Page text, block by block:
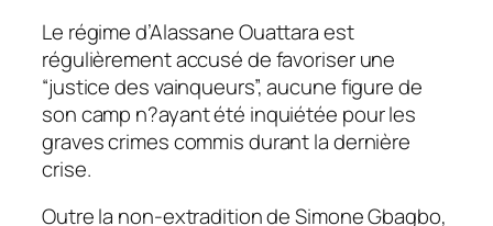
Le régime d’Alassane Ouattara est
régulièrement accusé de favoriser une
“justice des vainqueurs”, aucune figure de
son camp n?ayant été inquiétée pour les
graves crimes commis durant la dernière
crise.
Outre la non-extradition de Simone Gbagbo,